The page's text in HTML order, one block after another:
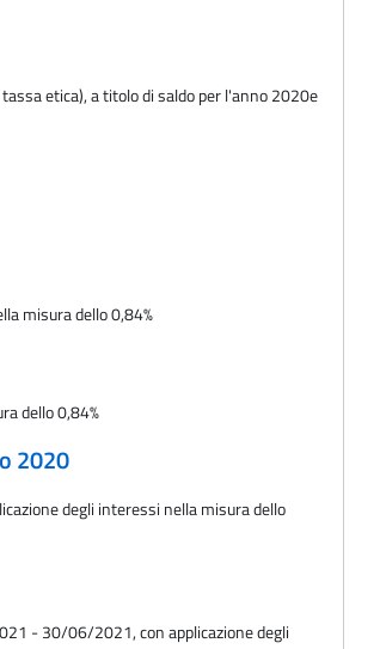
etica), a titolo di saldo per l'anno 2020e
misura dello 0,84%
dello 0,84%
2020
degli interessi nella misura dello
- 30/06/2021, con applicazione degli